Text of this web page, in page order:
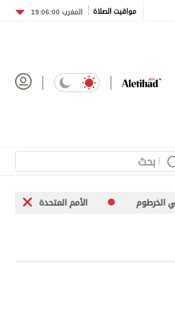
مواقيت الصلاة المغرب 19:06:00
الأمم المتحدة تعرب عن قلقها إزاء